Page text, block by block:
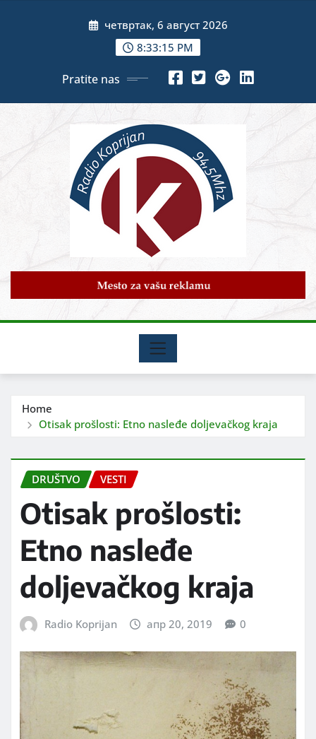
четвртак, 6 август 2026
8:33:16 PM
Pratite nas
Home
Otisak prošlosti: Etno nasleđe doljevačkog kraja
DRUŠTVO VESTI
Otisak prošlosti:
Etno nasleđe
doljevačkog kraja
Radio Koprijan апр 20, 2019 0